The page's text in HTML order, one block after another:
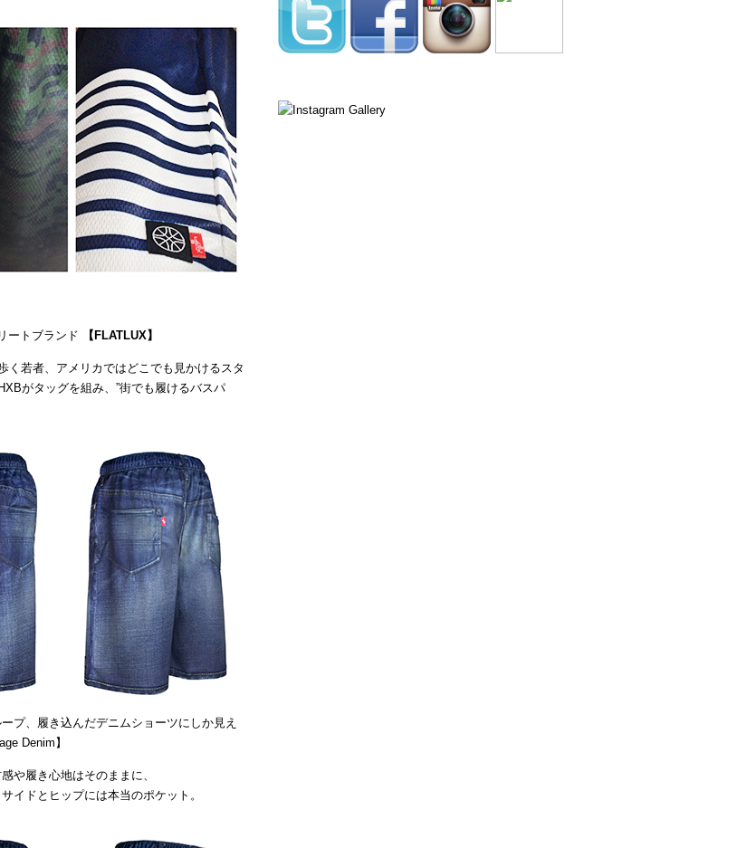
ートブランド 【FLATLUX】
く若者、アメリカではどこでも見かけるスタ
がタッグを組み、”街でも履けるバスパ
プ、履き込んだデニムショーツにしか見え
Denim】
や履き心地はそのままに、
イドとヒップには本当のポケット。